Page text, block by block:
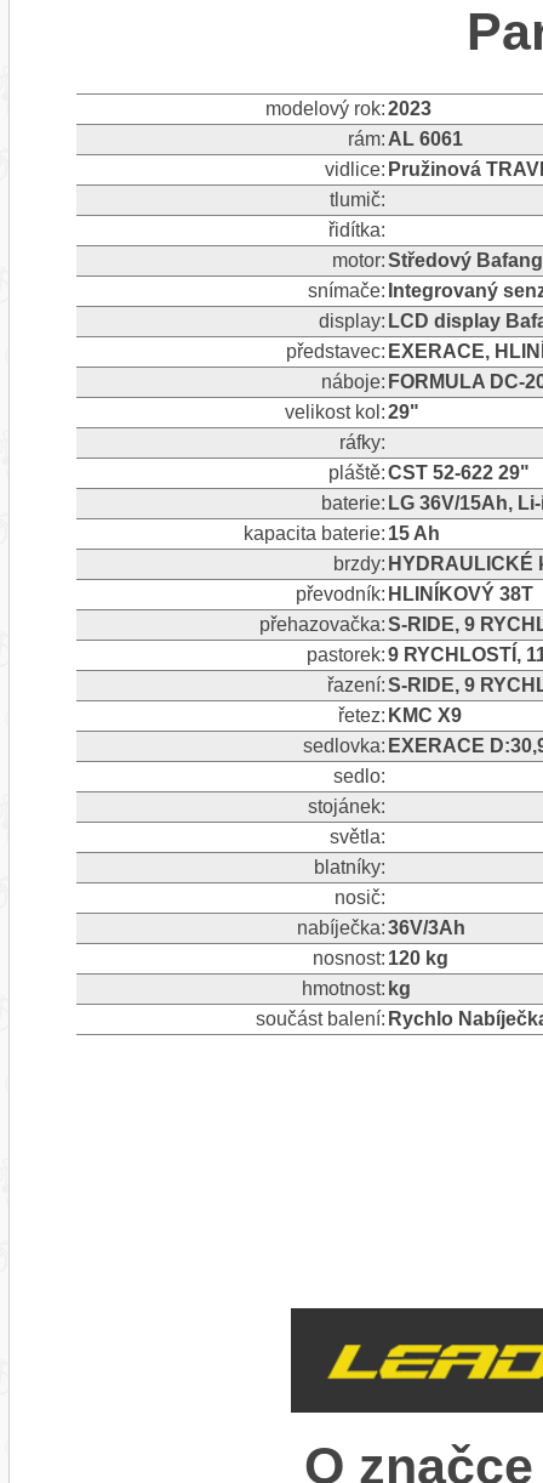
modelový rok:2023
rám: AL 6061
vidlice: Pružinová
tlumič:
řidítka:
motor:Středový Bafang
snímače: Integrovaný
display: LCD display
představec: EXERACE,
náboje: FORMULA DC-
velikost kol:29"
ráfky:
pláště:CST 52-622 29"
baterie: LG 36V/15Ah,
kapacita baterie: 15 Ah
brzdy: HYDRAULICKÉ
převodník: HLINÍKOVÝ 38T
přehazovačka:S-RIDE, 9
pastorek:9 RYCHLOSTÍ,
řazení:S-RIDE, 9
řetez: KMC X9
sedlovka: EXERACE
sedlo:
stojánek:
světla:
blatníky:
nosič:
nabíječka:36V/3Ah
nosnost: 120 kg
hmotnost: kg
součást balení: Rychlo
O